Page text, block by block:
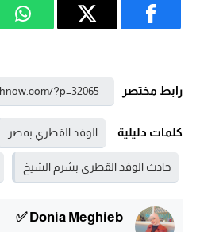
رابط مختصر
كلمات دليلية الوفد القطري بمصر
حادث الوفد القطري بشرم الشيخ
Donia Meghieb ✅